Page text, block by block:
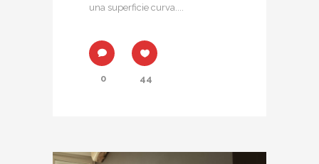
una superficie curva....
0 44